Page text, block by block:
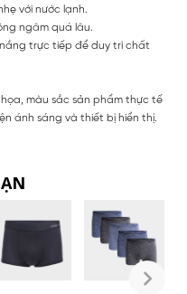
với nước lạnh.
ngâm quá lâu.
trực tiếp để duy trì chất
màu sắc sản phẩm thực tế
ánh sáng và thiết bị hiển thị.